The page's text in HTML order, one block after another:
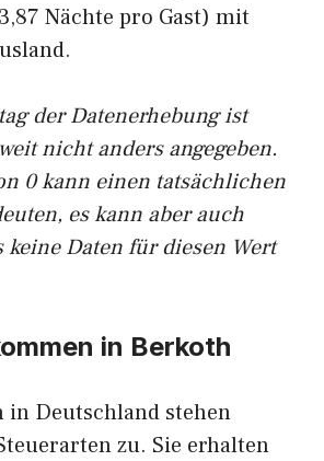
Nächte pro Gast) mit
der Datenerhebung ist
nicht anders angegeben.
0 kann einen tatsächlichen
es kann aber auch
keine Daten für diesen Wert
in Berkoth
in Deutschland stehen
zu. Sie erhalten